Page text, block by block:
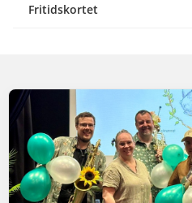
Fritidskortet
Startsida